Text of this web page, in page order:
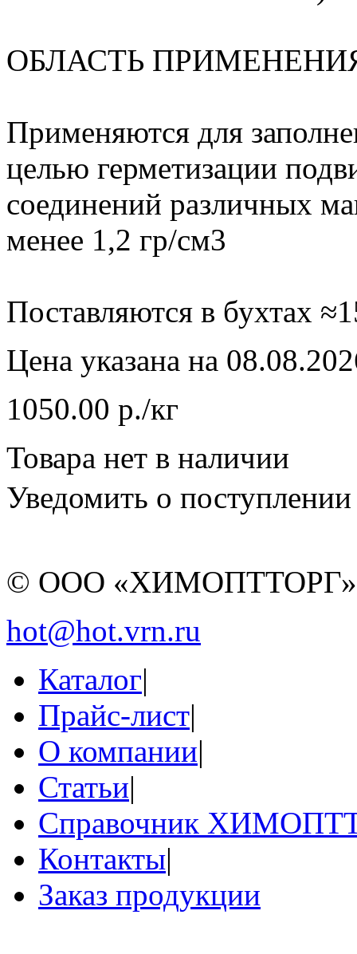
ОБЛАСТЬ
Применяются для
целью герметизации
соединений различных
менее 1,2 гр/см3
Поставляются в бухтах
Цена указана на
1050.00 р./кг
Товара нет в наличии
Уведомить о поступлении
© ООО
hot@hot.vrn.ru
Каталог|
Прайс-лист|
О компании|
Статьи|
Справочник
Контакты|
Заказ продукции